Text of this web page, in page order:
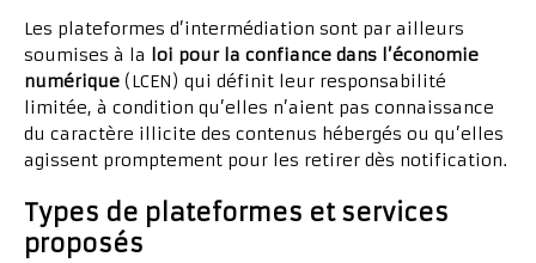
Les plateformes d’intermédiation sont par ailleurs
soumises à la
loi pour la confiance dans l’économie
numérique (LCEN) qui définit leur responsabilité
limitée, à condition qu’elles n’aient pas connaissance
du caractère illicite des contenus hébergés ou qu’elles
agissent promptement pour les retirer dès notification.
Types de plateformes et services
proposés